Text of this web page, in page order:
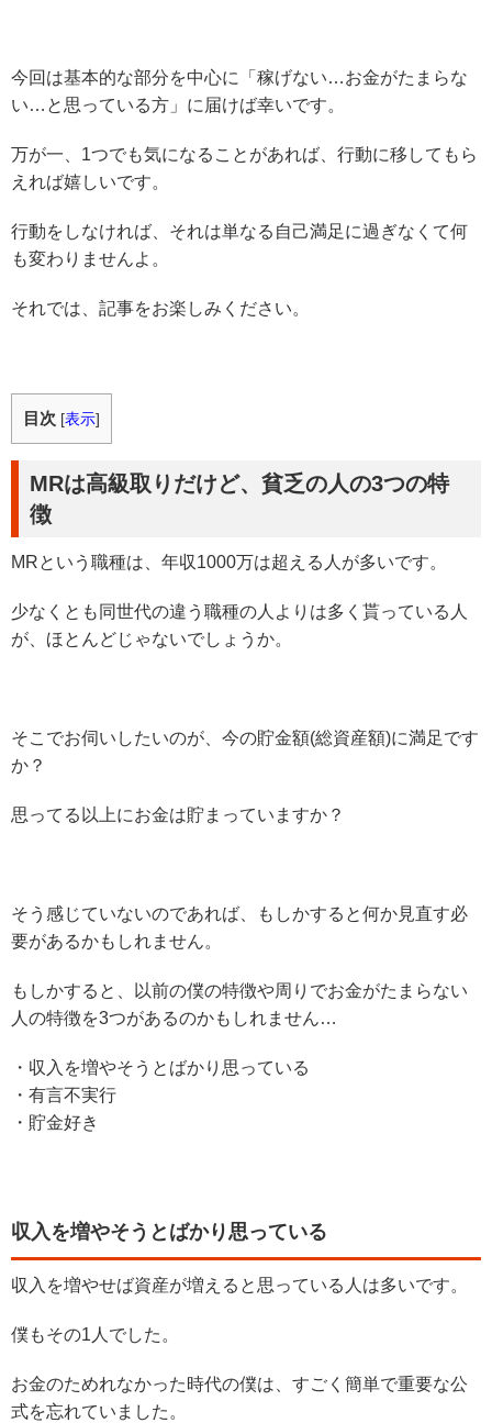
今回は基本的な部分を中心に「稼げない…お金がたまらな
い…と思っている方」に届けば幸いです。
万が一、1つでも気になることがあれば、行動に移してもら
えれば嬉しいです。
行動をしなければ、それは単なる自己満足に過ぎなくて何
も変わりませんよ。
それでは、記事をお楽しみください。
目次 [表示]
MRは高級取りだけど、貧乏の人の3つの特
徴
MRという職種は、年収1000万は超える人が多いです。
少なくとも同世代の違う職種の人よりは多く貰っている人
が、ほとんどじゃないでしょうか。
そこでお伺いしたいのが、今の貯金額(総資産額)に満足です
か？
思ってる以上にお金は貯まっていますか？
そう感じていないのであれば、もしかすると何か見直す必
要があるかもしれません。
もしかすると、以前の僕の特徴や周りでお金がたまらない
人の特徴を3つがあるのかもしれません…
・収入を増やそうとばかり思っている
・有言不実行
・貯金好き
収入を増やそうとばかり思っている
収入を増やせば資産が増えると思っている人は多いです。
僕もその1人でした。
お金のためれなかった時代の僕は、すごく簡単で重要な公
式を忘れていました。